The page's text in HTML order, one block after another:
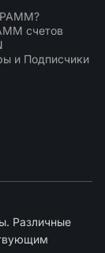
счетов
и Подписчики
Различные